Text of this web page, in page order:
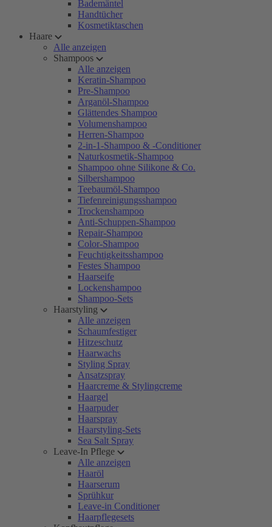
Bademäntel
Handtücher
Kosmetiktaschen
Haare
Alle anzeigen
Shampoos
Alle anzeigen
Keratin-Shampoo
Pre-Shampoo
Arganöl-Shampoo
Glättendes Shampoo
Volumenshampoo
Herren-Shampoo
2-in-1-Shampoo & -Conditioner
Naturkosmetik-Shampoo
Shampoo ohne Silikone & Co.
Silbershampoo
Teebaumöl-Shampoo
Tiefenreinigungsshampoo
Trockenshampoo
Anti-Schuppen-Shampoo
Repair-Shampoo
Color-Shampoo
Feuchtigkeitsshampoo
Festes Shampoo
Haarseife
Lockenshampoo
Shampoo-Sets
Haarstyling
Alle anzeigen
Schaumfestiger
Hitzeschutz
Haarwachs
Styling Spray
Ansatzspray
Haarcreme & Stylingcreme
Haargel
Haarpuder
Haarspray
Haarstyling-Sets
Sea Salt Spray
Leave-In Pflege
Alle anzeigen
Haaröl
Haarserum
Sprühkur
Leave-in Conditioner
Haarpflegesets